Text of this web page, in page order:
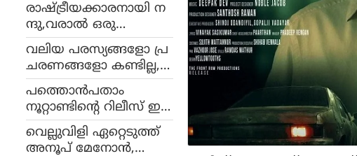
രാഷ്ട്രീയക്കാരനായി ന
ന്ദു,വരാല്‍ ഒരു
പൊളിറ്റിക്കല്‍ ത്രില്ലര്‍,
തെന്നിന്ത്യയിലെ പ്രമുഖ
താരങ്ങളും ചിത്രത്തില്‍
വലിയ പരസ്യങ്ങളോ പ്ര
ചരണങ്ങളോ കണ്ടില്ല,
സിനിമ വിജയം, 21
ഗ്രാംസിന് കൈയ്യടിച്ച് ര
മേഷ് പിഷാരടി
പത്തൊന്‍പതാം
നൂറ്റാണ്ടിന്റെ റിലീസ് ഇ
പ്പോള്‍ അനൗണ്‍സ്
ചെയ്യുന്നില്ല:വിനയന്‍
വെല്ലുവിളി ഏറ്റെടുത്ത്
അനൂപ് മേനോന്‍,